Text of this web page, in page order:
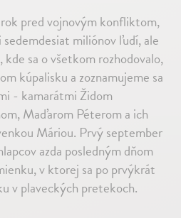
rok pred vojnovým konfliktom,
miliónov ľudí, ale
sa o všetkom rozhodovalo,
kúpalisku a zoznamujeme sa
- kamarátmi Židom
Maďarom Péterom a ich
Máriou. Prvý september
azda posledným dňom
v ktorej sa po prvýkrát
v plaveckých pretekoch.